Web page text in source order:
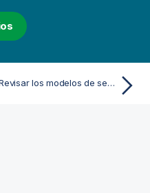
Revisar los modelos de series temporales